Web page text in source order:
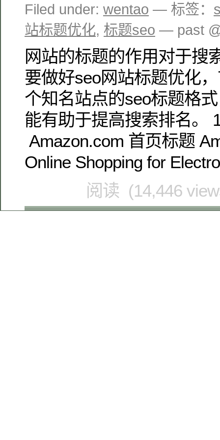
Filed under: wentao — 标签：
站标题优化, 标题seo — past
网站的标题的作用对于搜
要做好seo网站标题优化
个知名站点的seo标题格
能有助于提高搜索排名。
Amazon.com 首页标题
Online Shopping for
阅读 (14,446